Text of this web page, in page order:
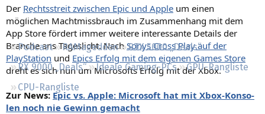
Regeln
Podcast RAMageddon
RTX 5000 „Deals“
RX 9000 „Deals“
Ideale Gaming-PCs
GPU-Rangliste
CPU-Rangliste
Der Rechtsstreit zwischen Epic und Apple um einen
möglichen Machtmissbrauch im Zusammenhang mit dem
App Store fördert immer weitere interessante Details der
Branche ans Tageslicht. NachSonys Cross Play auf der
PlayStation und Epics Erfolg mit dem eigenen Games Store
dreht es sich nun um Microsofts Erfolg mit der Xbox.
Zur News: Epic vs. Apple: Microsoft hat mit Xbox-Kon­so­
len noch nie Gewinn gemacht